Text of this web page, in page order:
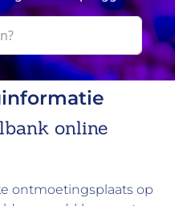
online
ontmoetingsplaats op